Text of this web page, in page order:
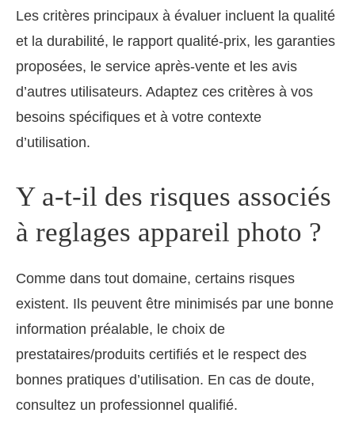
Les critères principaux à évaluer incluent la qualité
et la durabilité, le rapport qualité-prix, les garanties
proposées, le service après-vente et les avis
d’autres utilisateurs. Adaptez ces critères à vos
besoins spécifiques et à votre contexte
d’utilisation.
Y a-t-il des risques associés
à reglages appareil photo ?
Comme dans tout domaine, certains risques
existent. Ils peuvent être minimisés par une bonne
information préalable, le choix de
prestataires/produits certifiés et le respect des
bonnes pratiques d’utilisation. En cas de doute,
consultez un professionnel qualifié.